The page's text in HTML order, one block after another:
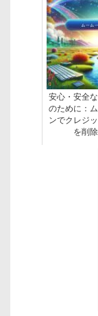
安心・安全
のために：
ンでクレジ
を削